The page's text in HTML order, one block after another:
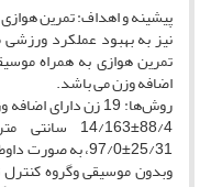
پیشینه و اهداف: تمرین
نیز به بهبود عملکرد
اضافه وزن می باشد.
97/0±25/31، به